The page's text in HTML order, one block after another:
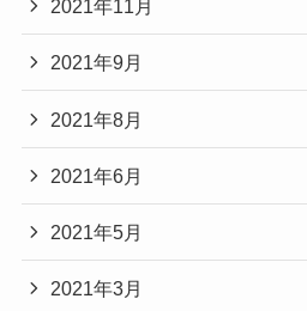
2021年11月
2021年9月
2021年8月
2021年6月
2021年5月
2021年3月